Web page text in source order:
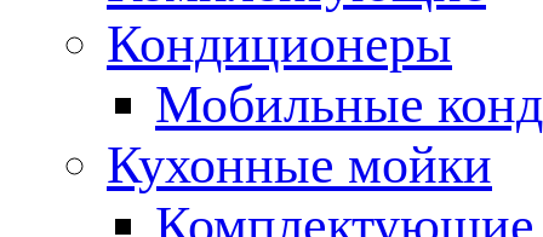
Кондиционеры
Мобильные
Кухонные мойки
Комплектующие